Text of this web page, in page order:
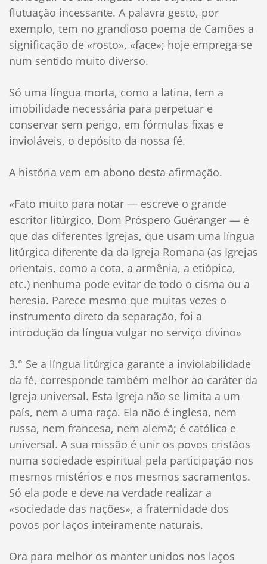
flutuação incessante. A palavra gesto, por
exemplo, tem no grandioso poema de Camões a
significação de «rosto», «face»; hoje emprega-se
num sentido muito diverso.
Só uma língua morta, como a latina, tem a
imobilidade necessária para perpetuar e
conservar sem perigo, em fórmulas fixas e
invioláveis, o depósito da nossa fé.
A história vem em abono desta afirmação.
«Fato muito para notar — escreve o grande
escritor litúrgico, Dom Próspero Guéranger — é
que das diferentes Igrejas, que usam uma língua
litúrgica diferente da da Igreja Romana (as Igrejas
orientais, como a cota, a armênia, a etiópica,
etc.) nenhuma pode evitar de todo o cisma ou a
heresia. Parece mesmo que muitas vezes o
instrumento direto da separação, foi a
introdução da língua vulgar no serviço divino»
3.° Se a língua litúrgica garante a inviolabilidade
da fé, corresponde também melhor ao caráter da
Igreja universal. Esta Igreja não se limita a um
país, nem a uma raça. Ela não é inglesa, nem
russa, nem francesa, nem alemã; é católica e
universal. A sua missão é unir os povos cristãos
numa sociedade espiritual pela participação nos
mesmos mistérios e nos mesmos sacramentos.
Só ela pode e deve na verdade realizar a
«sociedade das nações», a fraternidade dos
povos por laços inteiramente naturais.
Ora para melhor os manter unidos nos laços